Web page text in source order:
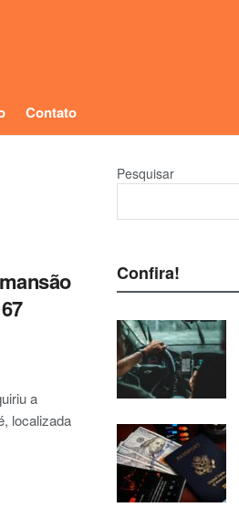
Contato
a
localizada
Pesquisar
Confira!